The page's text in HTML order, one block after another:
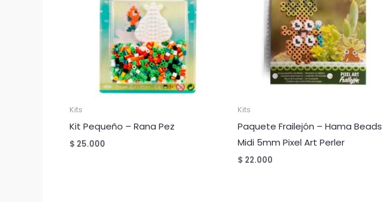
Kits
Kit Pequeño – Rana Pez
$ 25.000
Kits
Paquete Frailejón – Hama Beads
Midi 5mm Pixel Art Perler
$ 22.000